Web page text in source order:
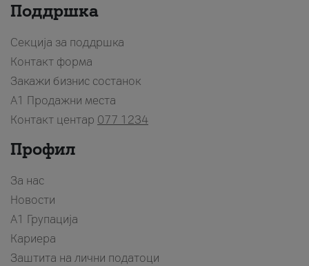
Поддршка
Секција за поддршка
Контакт форма
Закажи бизнис состанок
A1 Продажни места
Контакт центар 077 1234
Профил
За нас
Новости
А1 Групација
Кариера
Заштита на лични податоци